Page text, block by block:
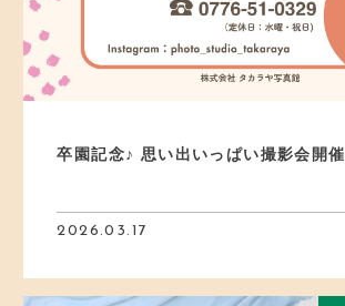
卒園記念♪ 思い出いっぱい撮影会開催
2026.03.17